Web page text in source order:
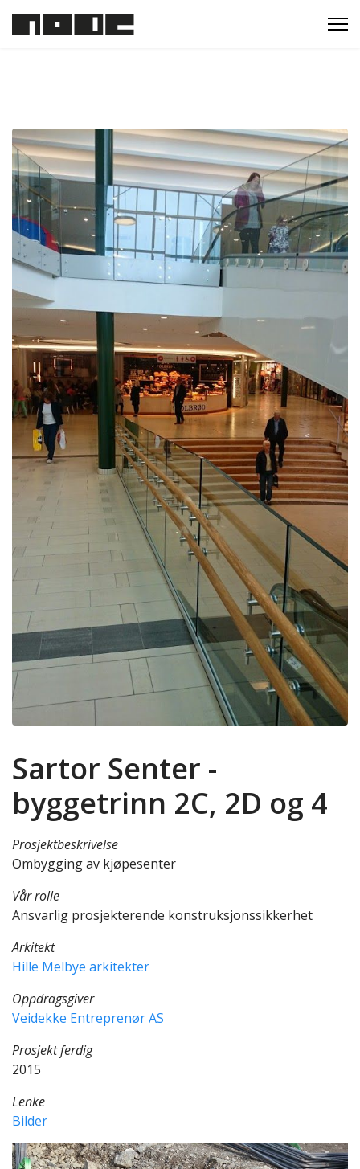
Sartor Senter -
byggetrinn 2C, 2D og 4
Prosjektbeskrivelse
Ombygging av kjøpesenter
Vår rolle
Ansvarlig prosjekterende konstruksjonssikkerhet
Arkitekt
Hille Melbye arkitekter
Oppdragsgiver
Veidekke Entreprenør AS
Prosjekt ferdig
2015
Lenke
Bilder